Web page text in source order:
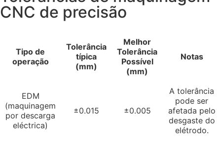
CNC de precisão
Tipo de
operação
Tolerância
típica
(mm)
Melhor
Tolerância
Possível
(mm)
Notas
EDM
(maquinagem
por descarga
eléctrica)
±0.015 ±0.005
A tolerância
pode ser
afetada pelo
desgaste do
elétrodo.